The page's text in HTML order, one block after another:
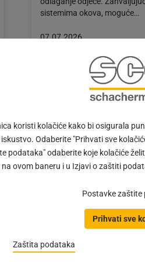
koristi kolačiće kako bi osigurala
Odaberite "Prihvati sve
podataka" odaberite koje kolačiće
ovom baneru i u Izjavi o zaštiti
Postavke zaštite
Prihvati sve
Zaštita podataka
sistemima okova, moguće…
Objava
07.07.2026
Spax crni iver vijci
nove inovacije i rješenja za